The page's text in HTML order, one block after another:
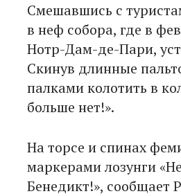
Смешавшись с
в неф собора, где в
Нотр-Дам-де-Пари,
Скинув длинные
палками колотить в
больше нет!».
На торсе и спинах
маркерами лозунги
Бенедикт!», сообщает